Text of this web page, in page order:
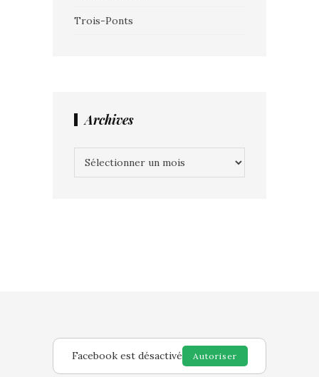
Trois-Ponts
Archives
Facebook est désactivé Autoriser